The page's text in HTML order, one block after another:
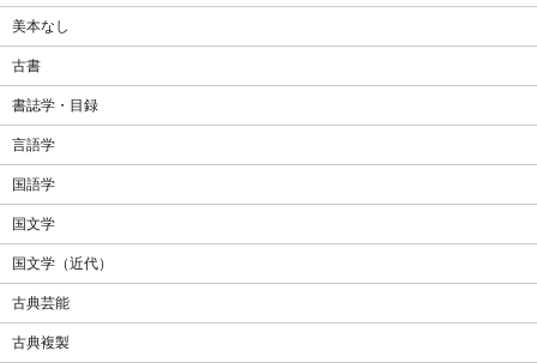
美本なし
古書
書誌学・目録
言語学
国語学
国文学
国文学（近代）
古典芸能
古典複製